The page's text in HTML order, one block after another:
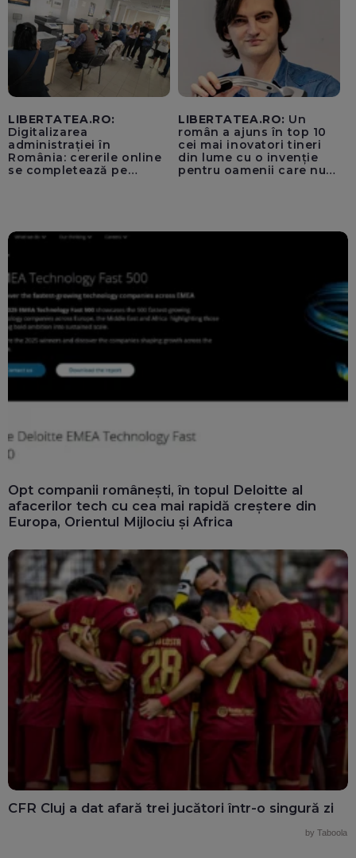
LIBERTATEA.RO:
Digitalizarea
administrației în
România: cererile online
se completează pe
LIBERTATEA.RO: Un
român a ajuns în top 10
cei mai inovatori tineri
din lume cu o invenție
pentru oamenii care nu
Opt companii românești, în topul Deloitte al
afacerilor tech cu cea mai rapidă creștere din
Europa, Orientul Mijlociu și Africa
CFR Cluj a dat afară trei jucători într-o singură zi
by Taboola